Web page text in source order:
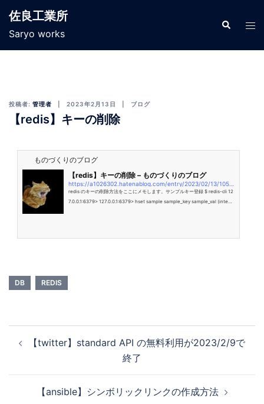
佐良工業所
Saryo works
投稿者: 管理者 2023年2月13日 ブログ
【redis】キーの削除
ものづくりのブログ
【redis】キーの削除 – ものづくりのブログ
redis のキーの削除方法をここにメモします。サンプルキー登録 $ redis-cli 12
7.0.0.1:6379> 127.0.0.1:6379> hset sample sample_key sample_val (intege
DB REDIS
【twitter】standard API の無料利用が2023/2/9で
終了
【ansible】シンボリックリンクの作成方法